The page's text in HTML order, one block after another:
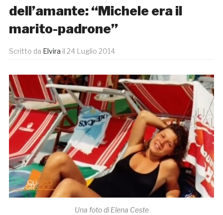
dell’amante: “Michele era il
marito-padrone”
Scritto da Elvira il 24 Luglio 2014
Una foto di Elena Ceste